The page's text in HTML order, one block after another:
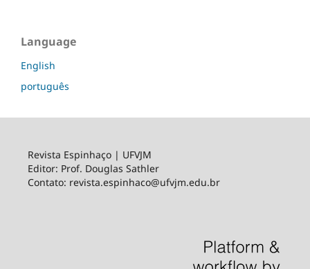
Language
English
português
Revista Espinhaço | UFVJM
Editor: Prof. Douglas Sathler
Contato: revista.espinhaco@ufvjm.edu.br